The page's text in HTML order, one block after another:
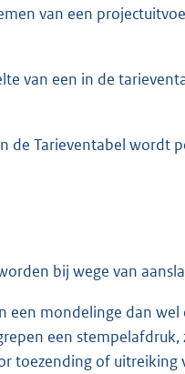
van een
van een in de
de Tarieventabel wordt
bij wege van
een mondelinge dan
een
toezending of uitreiking